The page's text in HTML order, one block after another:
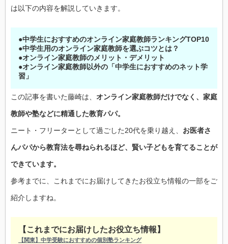
は以下の内容を解説していきます。
●中学生におすすめのオンライン家庭教師ランキングTOP10
●中学生用のオンライン家庭教師を選ぶコツとは？
●オンライン家庭教師のメリット・デメリット
●オンライン家庭教師以外の「中学生におすすめのネット学
習」
この記事を書いた藤崎は、 オンライン家庭教師だけでなく、家庭
教師や塾などに精通した教育パパ。
ニート・フリーターとして過ごした20代を乗り越え、 お医者さ
んパパから教育法を尋ねられるほど、賢い子どもを育てることが
できています。
参考までに、これまでにお届けしてきたお役立ち情報の一部をご
紹介しますね。
【これまでにお届けしたお役立ち情報】
【関東】中学受験におすすめの個別塾ランキング